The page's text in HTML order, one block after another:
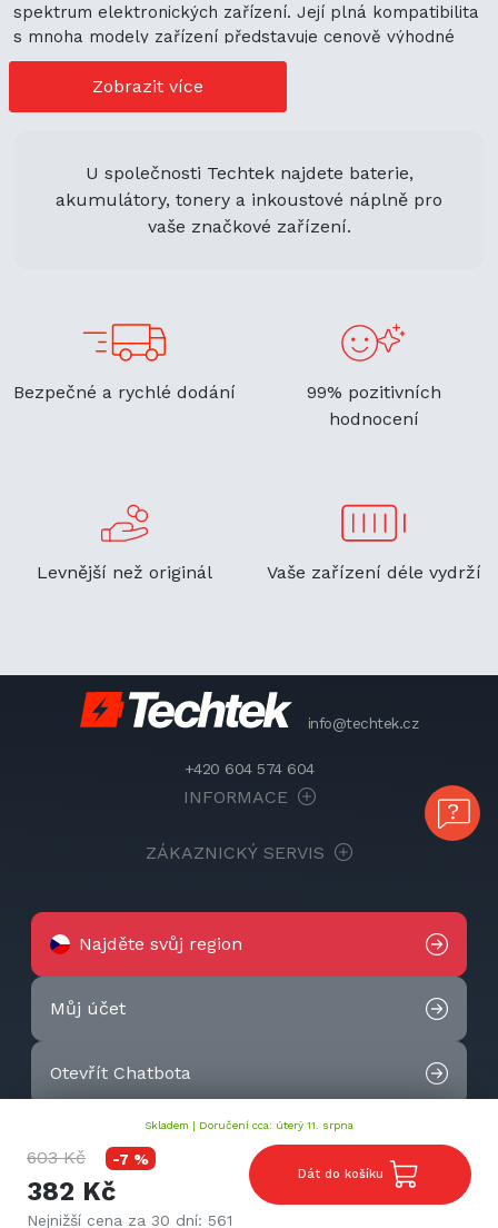
Skladem | Doručení cca: úterý 11. srpna
603 Kč -7 %
382 Kč
Nejnižší cena za 30 dní: 561
Dát do košíku
spektrum elektronických zařízení. Její plná kompatibilita
s mnoha modely zařízení představuje cenově výhodné
možnosti nákupu. Její univerzální použití navíc podporuje
ekologickou udržitelnost a zaručuje flexibilitu.
Zobrazit více
U společnosti Techtek najdete baterie,
akumulátory, tonery a inkoustové náplně pro
vaše značkové zařízení.
Bezpečné a rychlé dodání
99% pozitivních
hodnocení
Levnější než originál Vaše zařízení déle vydrží
info@techtek.cz
+420 604 574 604
INFORMACE
ZÁKAZNICKÝ SERVIS
Najděte svůj region
Můj účet
Otevřít Chatbota
2026 © Techtek. All rights reserved.